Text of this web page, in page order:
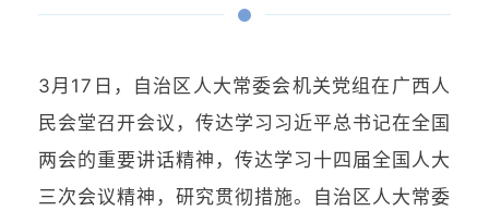
3月17日，自治区人大常委会机关党组在广西人
民会堂召开会议，传达学习习近平总书记在全国
两会的重要讲话精神，传达学习十四届全国人大
三次会议精神，研究贯彻措施。自治区人大常委